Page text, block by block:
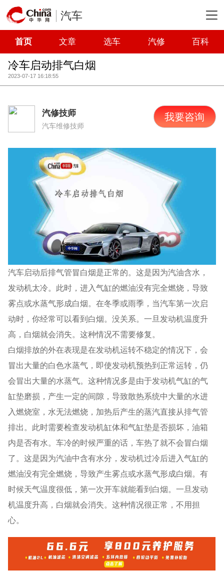
汽车
首页 文章 选车 汽修 百科
冷车启动排气白烟
2023-07-17 16:18:55
汽修技师
汽车维修技师
我要咨询
汽车启动后排气管冒白烟是正常的。这是因为汽油含水，
发动机太冷。此时，进入气缸的燃油没有完全燃烧，导致
雾点或水蒸气形成白烟。在冬季或雨季，当汽车第一次启
动时，你经常可以看到白烟。没关系。一旦发动机温度升
高，白烟就会消失。这种情况不需要修复。
白烟排放的外在表现是在发动机运转不稳定的情况下，会
冒出大量的白色水蒸气，即使发动机预热到正常运转，仍
会冒出大量的水蒸气。这种情况多是由于发动机气缸的气
缸垫磨损，产生一定的间隙，导致散热系统中大量的水进
入燃烧室，水无法燃烧，加热后产生的蒸汽直接从排气管
排出。此时需要检查发动机缸体和气缸垫是否损坏，油箱
内是否有水。车冷的时候严重的话，车热了就不会冒白烟
了。这是因为汽油中含有水分，发动机过冷后进入气缸的
燃油没有完全燃烧，导致产生雾点或水蒸气形成白烟。有
时候天气温度很低，第一次开车就能看到白烟。一旦发动
机温度升高，白烟就会消失。这种情况很正常，不用担
心。